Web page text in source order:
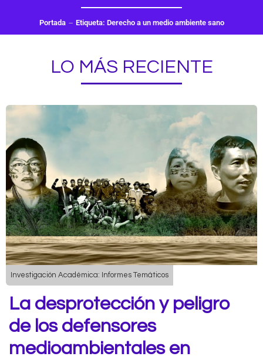
Portada Etiqueta: Derecho a un medio ambiente sano
LO MÁS RECIENTE
Investigación Académica: Informes Temáticos
La desprotección y peligro
de los defensores
medioambientales en